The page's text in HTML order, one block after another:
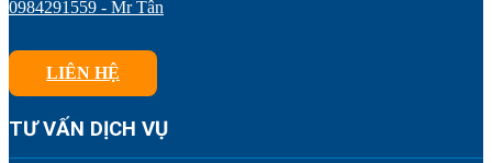
0984291559 - Mr Tân
LIÊN HỆ
TƯ VẤN DỊCH VỤ